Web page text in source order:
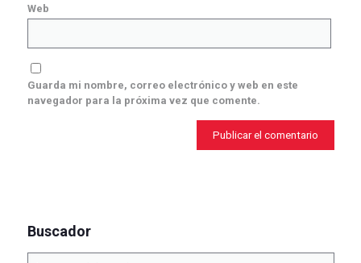
Web
Guarda mi nombre, correo electrónico y web en este
navegador para la próxima vez que comente.
Buscador